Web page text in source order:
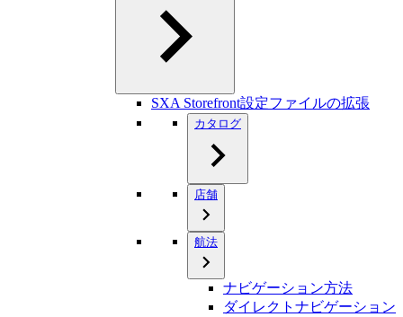
SXA Storefront設定ファイルの拡張
カタログ
店舗
航法
ナビゲーション方法
ダイレクトナビゲーション